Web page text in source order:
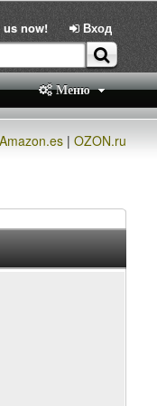
now! Вход
Меню
Amazon.es |OZON.ru